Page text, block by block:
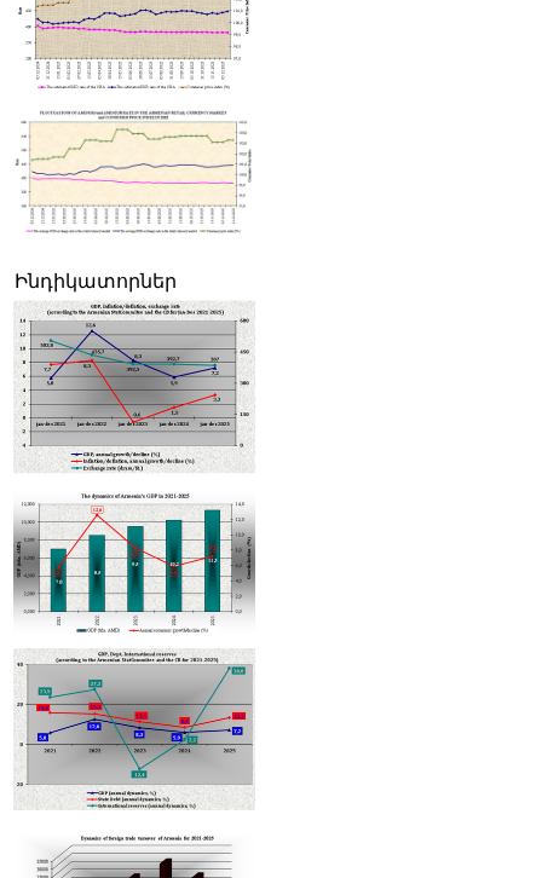
Արենիում քննարկել են գինու կլաստերի կառուցման ներդրումային
ծրագրի իրագործման ընթացքը
Moody’s-ը IDBank-ի վարկանիշային հեռանկարը փոխել է դրականի
Ինդիկատորներ